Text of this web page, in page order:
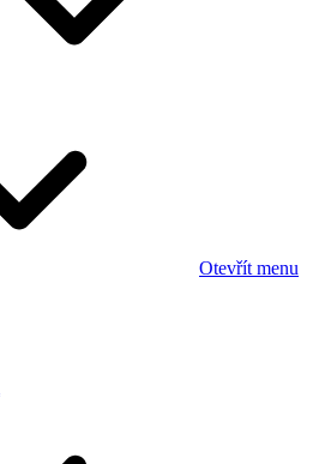
Otevřít menu